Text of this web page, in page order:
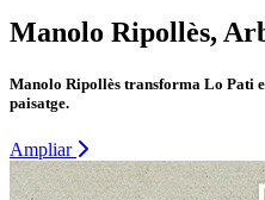
Manolo Ripollès,
Manolo Ripollès transforma Lo Pati
paisatge.
Ampliar